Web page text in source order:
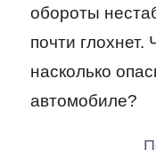
обороты
почти
насколько
автомобиле?